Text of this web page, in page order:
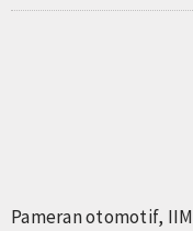
Pameran otomotif,